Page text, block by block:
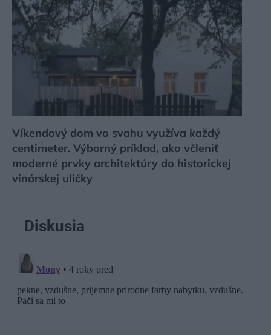
Víkendový dom vo svahu využíva každý
centimeter. Výborný príklad, ako včleniť
moderné prvky architektúry do historickej
vinárskej uličky
Diskusia